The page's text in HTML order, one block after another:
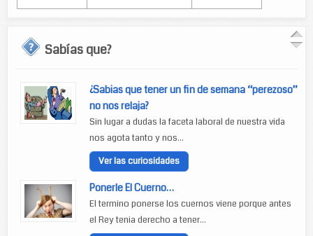
Sabías que?
¿Sabias que tener un fin de semana “perezoso”
no nos relaja?
Sin lugar a dudas la faceta laboral de nuestra vida
nos agota tanto y nos...
Ver las curiosidades
Ponerle El Cuerno…
El termino ponerse los cuernos viene porque antes
el Rey tenia derecho a tener...